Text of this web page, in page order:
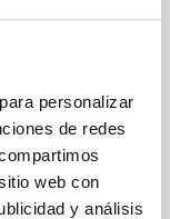
personalizar
de redes
web con
y análisis